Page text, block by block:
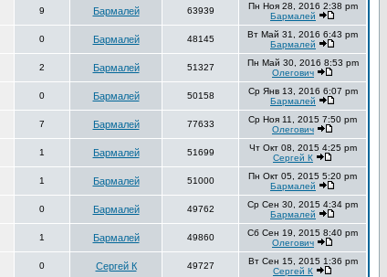
9 Бармалей 63939
Пн Ноя 28, 2016 2:38 pm
Бармалей
0 Бармалей 48145
Вт Май 31, 2016 6:43 pm
Бармалей
2 Бармалей 51327
Пн Май 30, 2016 8:53 pm
Олегович
0 Бармалей 50158
Ср Янв 13, 2016 6:07 pm
Бармалей
7 Бармалей 77633
Ср Ноя 11, 2015 7:50 pm
Олегович
1 Бармалей 51699
Чт Окт 08, 2015 4:25 pm
Сергей К
1 Бармалей 51000
Пн Окт 05, 2015 5:20 pm
Бармалей
0 Бармалей 49762
Ср Сен 30, 2015 4:34 pm
Бармалей
1 Бармалей 49860
Сб Сен 19, 2015 8:40 pm
Олегович
0 Сергей К 49727
Вт Сен 15, 2015 1:36 pm
Сергей К